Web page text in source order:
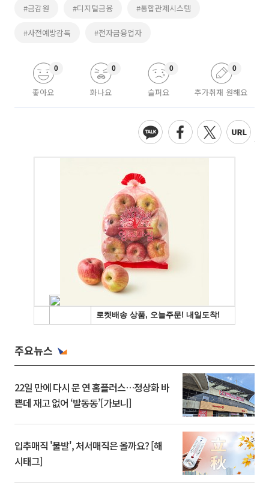
#금감원 #디지털금융 #통합관제시스템
#사전예방감독 #전자금융업자
좋아요
0
화나요
0
슬퍼요
0
추가취재 원해요
0
주요뉴스
22일 만에 다시 문 연 홈플러스…정상화 바
쁜데 재고 없어 ‘발동동’[가보니]
입추매직 '불발', 처서매직은 올까요? [해
시태그]